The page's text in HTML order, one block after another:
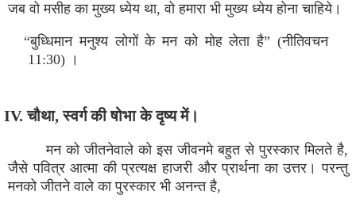
जब वो मसीह का मुख्य ध्येय था, वो हमारा भी मुख्य ध्येय होना चाहिये।
“बुध्धिमान मनुश्य लोगों के मन को मोह लेता है” (नीतिवचन
11:30) ।
IV. चौथा, स्वर्ग की षोभा के दृष्य में।
मन को जीतनेवाले को इस जीवनमे बहुत से पुरस्कार मिलते है,
जैसे पवित्र आत्मा की प्रत्यक्ष हाजरी और प्रार्थना का उत्तर। परन्तु
मनको जीतने वाले का पुरस्कार भी अनन्त है,